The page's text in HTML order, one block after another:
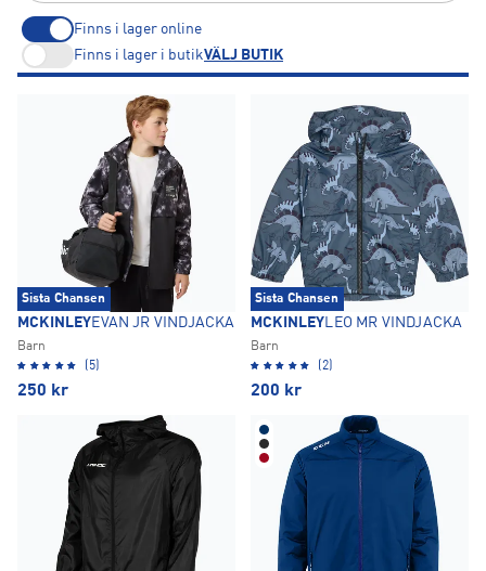
Finns i lager online
Finns i lager i butikVÄLJ BUTIK
Sista Chansen
MCKINLEYEVAN JR VINDJACKA
Barn
(5)
250 kr
Sista Chansen
MCKINLEYLEO MR VINDJACKA
Barn
(2)
200 kr